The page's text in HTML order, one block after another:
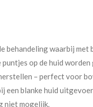
behandeling waarbij met
op de huid
– perfect voor
een blanke huid
niet mogelijk.